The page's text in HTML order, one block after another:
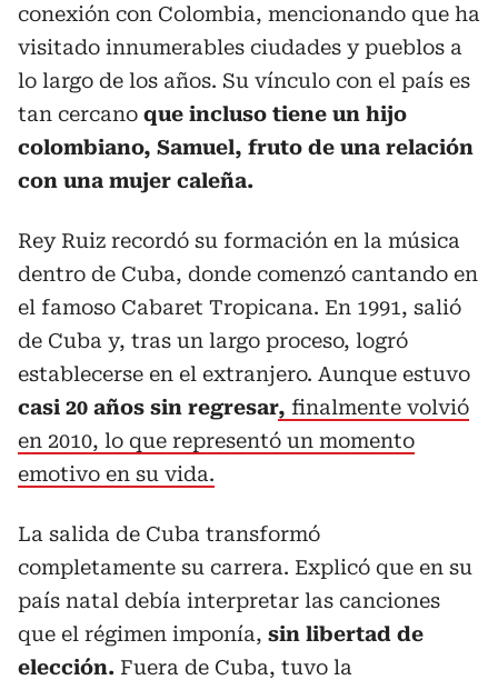
conexión con Colombia, mencionando que ha
visitado innumerables ciudades y pueblos a
lo largo de los años. Su vínculo con el país es
tan cercano que incluso tiene un hijo
colombiano, Samuel, fruto de una relación
con una mujer caleña.
Rey Ruiz recordó su formación en la música
dentro de Cuba, donde comenzó cantando en
el famoso Cabaret Tropicana. En 1991, salió
de Cuba y, tras un largo proceso, logró
establecerse en el extranjero. Aunque estuvo
casi 20 años sin regresar, finalmente volvió
en 2010, lo que representó un momento
emotivo en su vida.
La salida de Cuba transformó
completamente su carrera. Explicó que en su
país natal debía interpretar las canciones
que el régimen imponía, sin libertad de
elección. Fuera de Cuba, tuvo la